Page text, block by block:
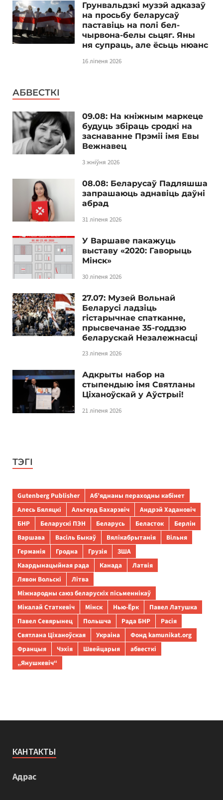
Грунвальдзкі музэй адказаў
на просьбу беларусаў
паставіць на полі бел-
чырвона-белы сьцяг. Яны
ня супраць, але ёсьць нюанс
16 ліпеня 2026
АБВЕСТКІ
09.08: На кніжным маркеце
будуць збіраць сродкі на
заснаванне Прэміі імя Евы
Вежнавец
3 жніўня 2026
08.08: Беларусаў Падляшша
запрашаюць аднавіць даўні
абрад
31 ліпеня 2026
У Варшаве пакажуць
выставу «2020: Гаворыць
Мінск»
30 ліпеня 2026
27.07: Музей Вольнай
Беларусі ладзіць
гістарычнае спатканне,
прысвечанае 35-годдзю
беларускай Незалежнасці
23 ліпеня 2026
Адкрыты набор на
стыпендыю імя Святланы
Ціханоўскай у Аўстрыі!
21 ліпеня 2026
ТЭГІ
Gutenberg Publisher
Аб’яднаны пераходны кабінет
Алесь Бяляцкі
Альгерд Бахарэвіч
Андрэй Хадановіч
БНР
Беларускі ПЭН Беларусь Беласток
Берлін
Варшава
Васіль Быкаў Вялікабрытанія
Вільня
Германія
Гродна Грузія
ЗША
Каардынацыйная рада
Канада
Латвія
Лявон Вольскі
Літва
Міжнародны саюз беларускіх пісьменнікаў
Мікалай Статкевіч
Мінск Нью-Ёрк
Павел Латушка
Павел Севярынец
Польшча Рада БНР
Расія
Святлана Ціханоўская
Украіна
Фонд kamunikat.org
Францыя
Чэхія Швейцарыя
абвесткі
„Янушкевіч“
КАНТАКТЫ
Адрас